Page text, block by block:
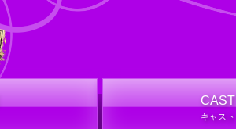
CAST
キャスト